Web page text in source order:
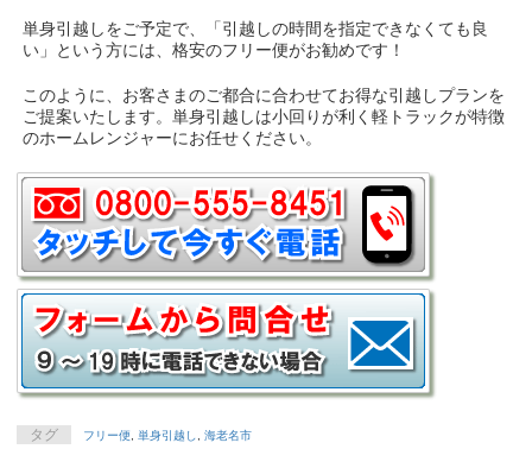
単身引越しをご予定で、「引越しの時間を指定できなくても良
い」という方には、格安のフリー便がお勧めです！
このように、お客さまのご都合に合わせてお得な引越しプランを
ご提案いたします。単身引越しは小回りが利く軽トラックが特徴
のホームレンジャーにお任せください。
タグ フリー便,単身引越し,海老名市